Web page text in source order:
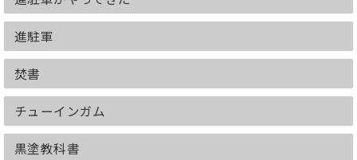
進駐軍
焚書
チューインガム
黒塗教科書